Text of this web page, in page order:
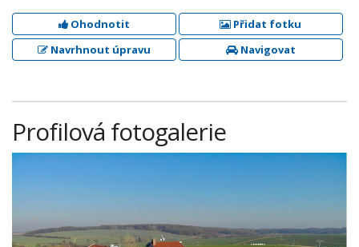
Ohodnotit
Přidat fotku
Navrhnout úpravu
Navigovat
Profilová fotogalerie